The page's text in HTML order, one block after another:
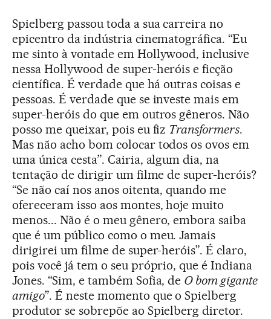
Spielberg passou toda a sua carreira no
epicentro da indústria cinematográfica. “Eu
me sinto à vontade em Hollywood, inclusive
nessa Hollywood de super-heróis e ficção
científica. É verdade que há outras coisas e
pessoas. É verdade que se investe mais em
super-heróis do que em outros gêneros. Não
posso me queixar, pois eu fiz Transformers.
Mas não acho bom colocar todos os ovos em
uma única cesta”. Cairia, algum dia, na
tentação de dirigir um filme de super-heróis?
“Se não caí nos anos oitenta, quando me
ofereceram isso aos montes, hoje muito
menos... Não é o meu gênero, embora saiba
que é um público como o meu. Jamais
dirigirei um filme de super-heróis”. É claro,
pois você já tem o seu próprio, que é Indiana
Jones. “Sim, e também Sofia, de O bom gigante
amigo”. É neste momento que o Spielberg
produtor se sobrepõe ao Spielberg diretor.